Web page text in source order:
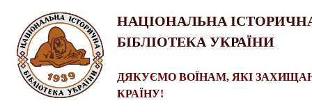
НАЦІОНАЛЬНА
БІБЛІОТЕКА УКРАЇНИ
ДЯКУЄМО ВОЇНАМ, ЯКІ
КРАЇНУ!